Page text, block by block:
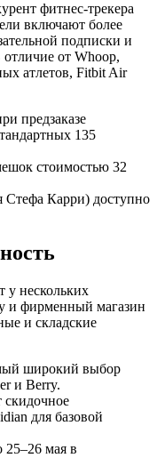
фитнес-трекера
включают более
подписки и
от Whoop,
атлетов, Fitbit Air
предзаказе
135
стоимостью 32
Стефа Карри) доступно
у нескольких
и фирменный магазин
и складские
широкий выбор
и Berry.
скидочное
для базовой
25–26 мая в